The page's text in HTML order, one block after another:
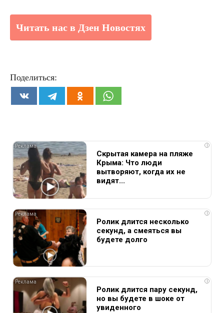
Читать нас в Дзен Новостях
Поделиться:
i
Скрытая камера на пляже
Крыма: Что люди
вытворяют, когда их не
видят...
i
Ролик длится несколько
секунд, а смеяться вы
будете долго
i
Ролик длится пару секунд,
но вы будете в шоке от
увиденного